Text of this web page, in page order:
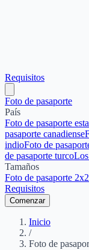
Requisitos
Foto de pasaporte
País
Foto de pasaporte
pasaporte canadiense
indioFoto de
de pasaporte turco
Tamaños
Foto de pasaporte 2x2
Requisitos
Comenzar
Inicio
/
Foto de